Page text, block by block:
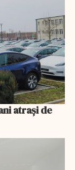
atrași de